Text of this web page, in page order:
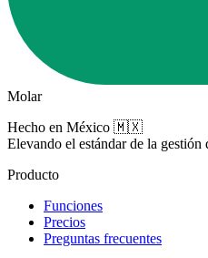
Molar
Hecho en México 🇲🇽
Elevando el estándar de la
Producto
Funciones
Precios
Preguntas frecuentes